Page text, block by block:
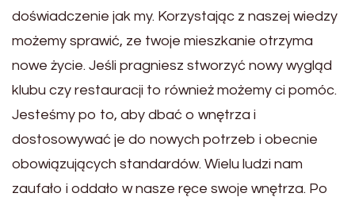
doświadczenie jak my. Korzystając z naszej wiedzy
możemy sprawić, ze twoje mieszkanie otrzyma
nowe życie. Jeśli pragniesz stworzyć nowy wygląd
klubu czy restauracji to również możemy ci pomóc.
Jesteśmy po to, aby dbać o wnętrza i
dostosowywać je do nowych potrzeb i obecnie
obowiązujących standardów. Wielu ludzi nam
zaufało i oddało w nasze ręce swoje wnętrza. Po